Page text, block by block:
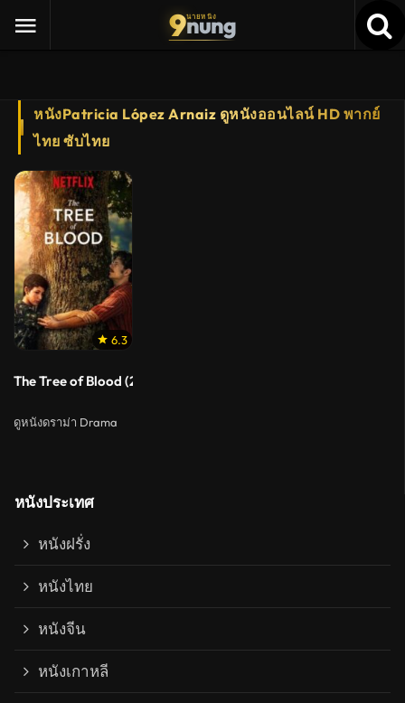
9นายหนัง
nung
หนังPatricia López Arnaiz ดูหนังออนไลน์ HD พากย์
ไทย ซับไทย
6.3
The Tree of Blood (2018) ต้นรักกิ่งร้าว(ซับไทย)
ดูหนังดราม่า Drama
หนังประเทศ
หนังฝรั่ง
หนังไทย
หนังจีน
หนังเกาหลี